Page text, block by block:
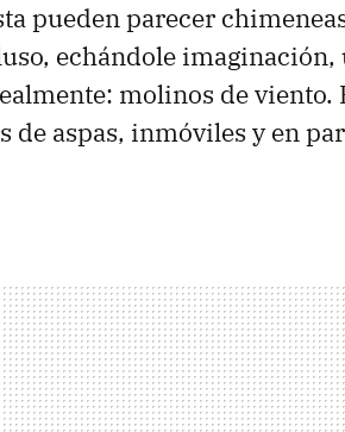
pueden parecer
echándole imaginación,
molinos de viento.
de aspas, inmóviles y en